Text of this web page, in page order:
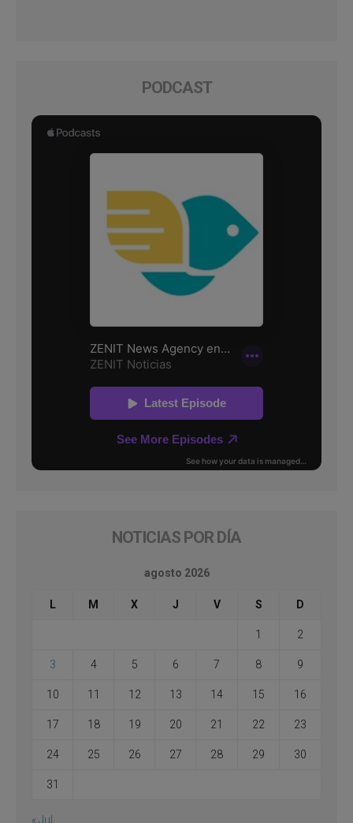
PODCAST
NOTICIAS POR DÍA
agosto 2026
L M X J V S D
1 2
3 4 5 6 7 8 9
10 11 12 13 14 15 16
17 18 19 20 21 22 23
24 25 26 27 28 29 30
31
« Jul